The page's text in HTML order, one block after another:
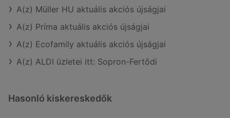
A(z) Müller HU aktuális akciós újságjai
A(z) Príma aktuális akciós újságjai
A(z) Ecofamily aktuális akciós újságjai
A(z) ALDI üzletei itt: Sopron-Fertődi
Hasonló kiskereskedők